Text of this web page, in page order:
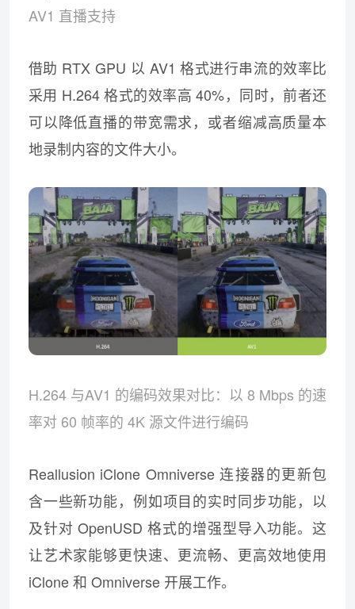
AV1 直播支持
借助 RTX GPU 以 AV1 格式进行串流的效率比
采用 H.264 格式的效率高 40%，同时，前者还
可以降低直播的带宽需求，或者缩减高质量本
地录制内容的文件大小。
H.264 与AV1 的编码效果对比：以 8 Mbps 的速
率对 60 帧率的 4K 源文件进行编码
Reallusion iClone Omniverse 连接器的更新包
含一些新功能，例如项目的实时同步功能，以
及针对 OpenUSD 格式的增强型导入功能。这
让艺术家能够更快速、更流畅、更高效地使用
iClone 和 Omniverse 开展工作。